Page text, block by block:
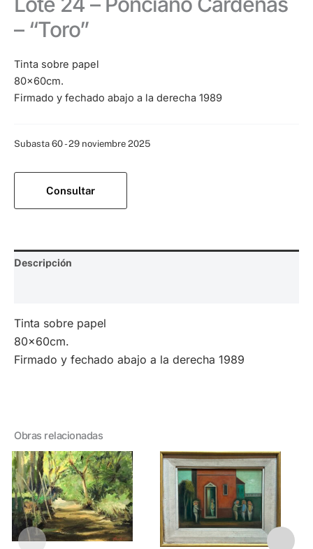
– “Toro”
Tinta sobre papel
80x60cm.
Firmado y fechado abajo a la derecha 1989
Subasta 60 - 29 noviembre 2025
Consultar
Descripción
Tinta sobre papel
80x60cm.
Firmado y fechado abajo a la derecha 1989
Obras relacionadas